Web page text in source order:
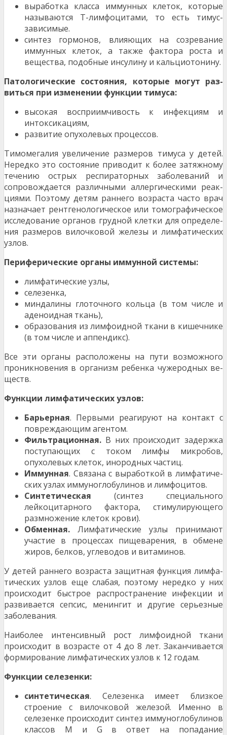
выработка класса иммунных клеток, которые
назы­ваются Т-лимфоцитами, то есть тимус-
зависимые.
синтез гормонов, влияющих на созревание
иммун­ных клеток, а также фактора роста и
вещества, подоб­ные инсулину и кальциотонину.
Патологические состояния, которые могут раз­
виться при изменении функции тимуса:
высокая восприимчивость к инфекциям и
интокси­кациям,
развитие опухолевых процессов.
Тимомегалия увеличение размеров тимуса у де­тей.
Нередко это состояние приводит к более затяж­ному
течению острых респираторных заболеваний и
сопровождается различными аллергическими реак­
циями. Поэтому детям раннего возраста часто врач
назначает рентгенологическое или томографическое
исследование органов грудной клетки для определе­
ния размеров вилочковой железы и лимфатических
узлов.
Периферические органы иммунной системы:
лимфатические узлы,
селезенка,
миндалины глоточного кольца (в том числе и
аде­ноидная ткань),
образования из лимфоидной ткани в кишечнике
(в том числе и аппендикс).
Все эти органы расположены на пути возможного
проникновения в организм ребенка чужеродных ве­
ществ.
Функции лимфатических узлов:
Барьерная. Первыми реагируют на контакт с
по­вреждающим агентом.
Фильтрационная. В них происходит задержка
по­ступающих с током лимфы микробов,
опухолевых кле­ток, инородных частиц.
Иммунная. Связана с выработкой в лимфатиче­
ских узлах иммуноглобулинов и лимфоцитов.
Синтетическая (синтез специального
лейкоцитар­ного фактора, стимулирующего
размножение клеток крови).
Обменная. Лимфатические узлы принимают
уча­стие в процессах пищеварения, в обмене
жиров, бел­ков, углеводов и витаминов.
У детей раннего возраста защитная функция лимфа­
тических узлов еще слабая, поэтому нередко у них
про­исходит быстрое распространение инфекции и
развива­ется сепсис, менингит и другие серьезные
заболевания.
Наиболее интенсивный рост лимфоидной ткани
происходит в возрасте от 4 до 8 лет. Заканчивается
фор­мирование лимфатических узлов к 12 годам.
Функции селезенки:
синтетическая. Селезенка имеет близкое
строение с вилочковой железой. Именно в
селезенке происхо­дит синтез иммуноглобулинов
классов М и G в ответ на попадание